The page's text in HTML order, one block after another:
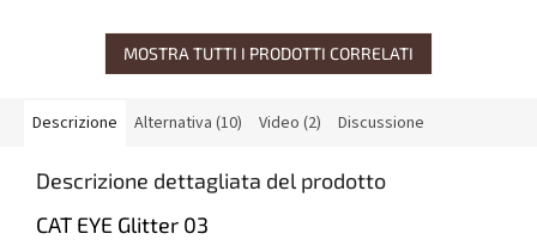
MOSTRA TUTTI I PRODOTTI CORRELATI
Descrizione Alternativa (10) Video (2) Discussione
Descrizione dettagliata del prodotto
CAT EYE Glitter 03